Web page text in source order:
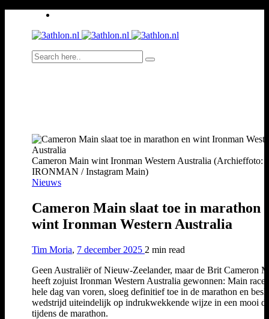
Cameron Main wint Ironman Western Australia (Archieffoto:
IRONMAN / Instagram Main)
Nieuws
Cameron Main slaat toe in marathon
wint Ironman Western Australia
Tim Moria, 7 december 2025 2 min read
Geen Australiër of Nieuw-Zeelander, maar de Brit Cameron
heeft zojuist Ironman Western Australia gewonnen: Main
hele dag van voren, sloeg definitief toe in de marathon en
wedstrijd uiteindelijk op indrukwekkende wijze in een mooi
tijdens de marathon.